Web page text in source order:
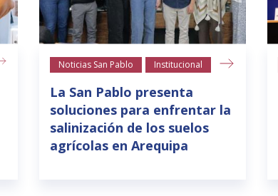
Noticias San Pablo Institucional
La San Pablo presenta
soluciones para enfrentar la
salinización de los suelos
agrícolas en Arequipa